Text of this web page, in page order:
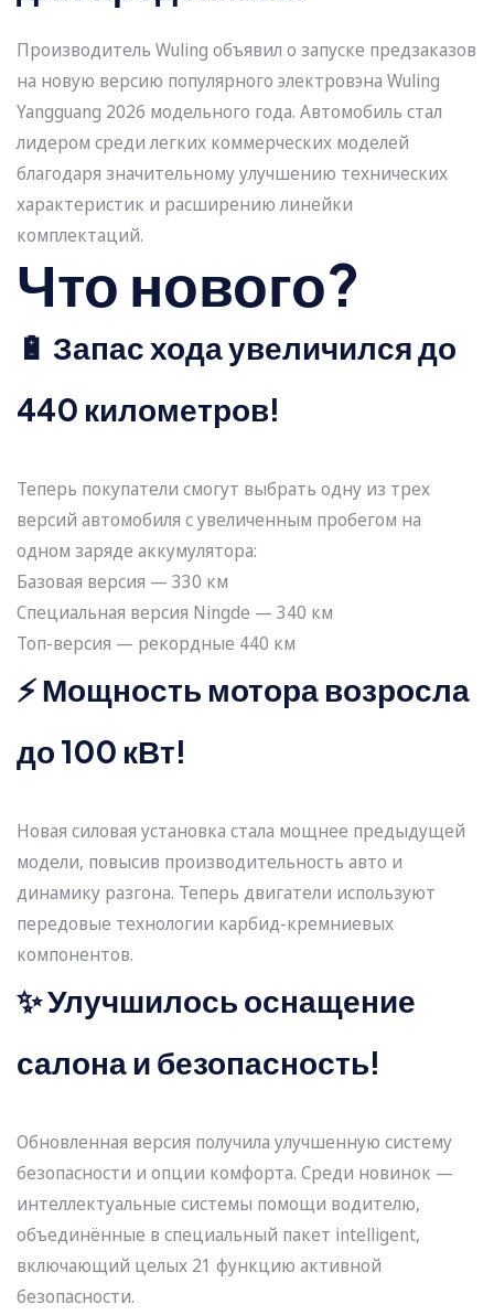
Производитель Wuling объявил о запуске предзаказов
на новую версию популярного электровэна Wuling
Yangguang 2026 модельного года. Автомобиль стал
лидером среди легких коммерческих моделей
благодаря значительному улучшению технических
характеристик и расширению линейки
комплектаций.
Что нового?
🔋 Запас хода увеличился до
440 километров!
Теперь покупатели смогут выбрать одну из трех
версий автомобиля с увеличенным пробегом на
одном заряде аккумулятора:
Базовая версия — 330 км
Специальная версия Ningde — 340 км
Топ-версия — рекордные 440 км
⚡ Мощность мотора возросла
до 100 кВт!
Новая силовая установка стала мощнее предыдущей
модели, повысив производительность авто и
динамику разгона. Теперь двигатели используют
передовые технологии карбид-кремниевых
компонентов.
✨ Улучшилось оснащение
салона и безопасность!
Обновленная версия получила улучшенную систему
безопасности и опции комфорта. Среди новинок —
интеллектуальные системы помощи водителю,
объединённые в специальный пакет intelligent,
включающий целых 21 функцию активной
безопасности.